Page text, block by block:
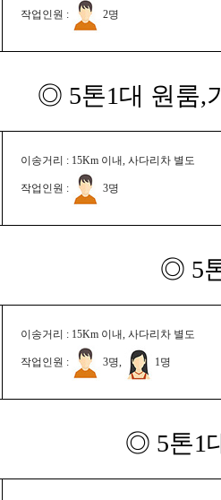
작업인원 : 2명
◎ 5톤1대 원룸,
이송거리 : 15Km 이내, 사다리차 별도
작업인원 : 3명
◎ 5
이송거리 : 15Km 이내, 사다리차 별도
작업인원 : 3명, 1명
◎ 5톤1